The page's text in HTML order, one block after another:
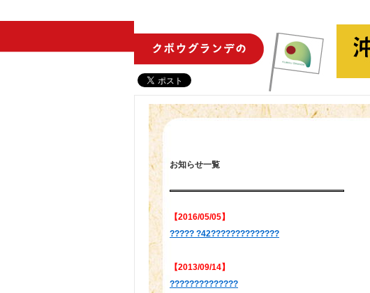
お知らせ一覧
【2016/05/05】
????? ?42??????????????
【2013/09/14】
??????????????